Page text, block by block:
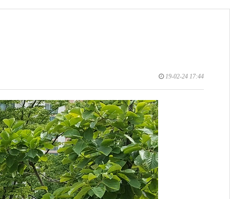
19-02-24 17:44